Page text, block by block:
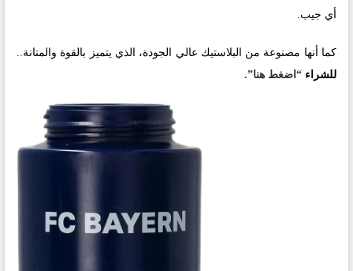
أي جيب.
كما أنها مصنوعة من البلاستيك عالي الجودة، الذي يتميز بالقوة والمتانة..
للشراء “اضغط هنا”.